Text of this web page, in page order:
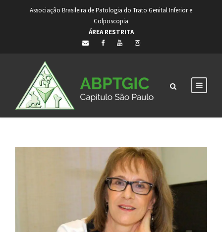
Associação Brasileira de Patologia do Trato Genital Inferior e
Colposcopia
ÁREA RESTRITA